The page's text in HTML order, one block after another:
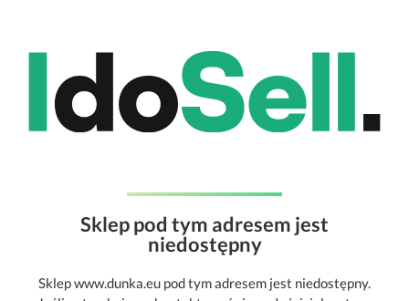
Sklep pod tym adresem jest
niedostępny
Sklep www.dunka.eu pod tym adresem jest niedostępny.